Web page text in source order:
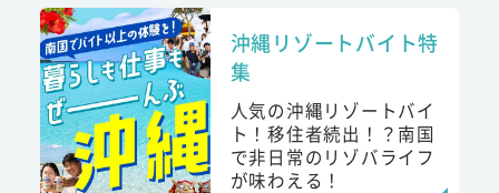
沖縄リゾートバイト特
集
人気の沖縄リゾートバイ
ト！移住者続出！？南国
で非日常のリゾバライフ
が味わえる！